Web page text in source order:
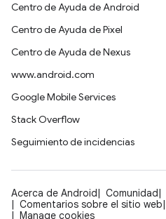
Centro de Ayuda de Android
Centro de Ayuda de Pixel
Centro de Ayuda de Nexus
www.android.com
Google Mobile Services
Stack Overflow
Seguimiento de incidencias
Acerca de Android Comunidad
Comentarios sobre el sitio web
Manage cookies